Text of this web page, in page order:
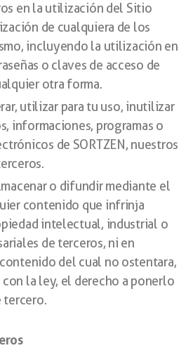
en la utilización del Sitio
de cualquiera de los
incluyendo la utilización en
o claves de acceso de
otra forma.
utilizar para tu uso, inutilizar
informaciones, programas o
de SORTZEN, nuestros
o difundir mediante el
contenido que infrinja
intelectual, industrial o
de terceros, ni en
del cual no ostentara,
la ley, el derecho a ponerlo
tercero.